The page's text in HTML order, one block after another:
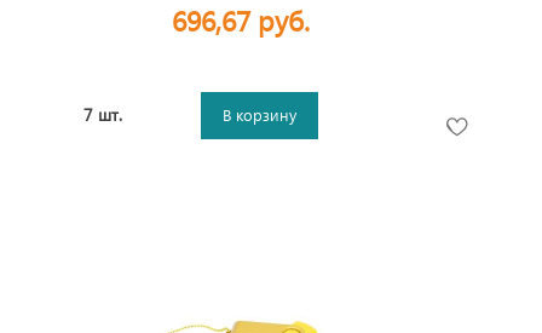
696,67 руб.
7 шт. В корзину